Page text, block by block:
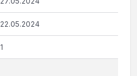
22.05.2024
1